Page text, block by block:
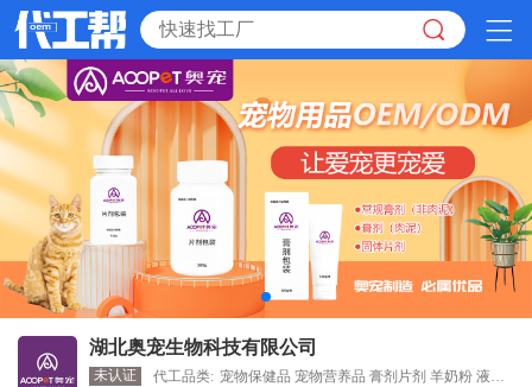
湖北奥宠生物科技有限公司
未认证 代工品类: 宠物保健品 宠物营养品 膏剂片剂 羊奶粉 液体钙